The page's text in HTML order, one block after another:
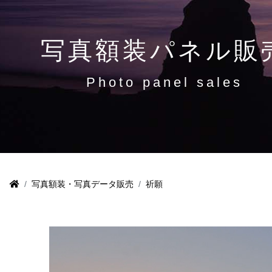
写真額装パネル販
Photo panel sales
写真額装・写真データ販売 祈願